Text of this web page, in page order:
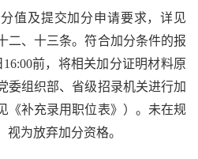
值及提交加分申请要求，详见
二、十三条。符合加分条件的报
前，将相关加分证明材料原
委组织部、省级招录机关进行加
《补充录用职位表》）。未在规
为放弃加分资格。